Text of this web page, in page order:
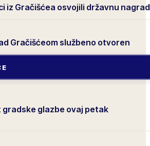
iz Gračišćea osvojili državnu
Gračišćeom službeno otvoren
gradske glazbe ovaj petak